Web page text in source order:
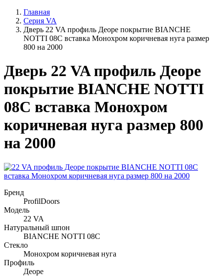
Главная
Серия VA
Дверь 22 VA профиль Деоре покрытие BIANCHE
NOTTI 08C вставка Монохром коричневая нуга размер
800 на 2000
Дверь 22 VA профиль Деоре
покрытие BIANCHE NOTTI
08C вставка Монохром
коричневая нуга размер 800
на 2000
Бренд
ProfilDoors
Модель
22 VA
Натуральный шпон
BIANCHE NOTTI 08C
Стекло
Монохром коричневая нуга
Профиль
Деоре